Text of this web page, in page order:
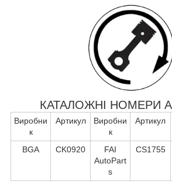
КАТАЛОЖНІ НОМЕРИ
Виробни
к
Артикул
Виробни
к
Артикул
BGA CK0920
FAI
AutoPart
s
CS1755